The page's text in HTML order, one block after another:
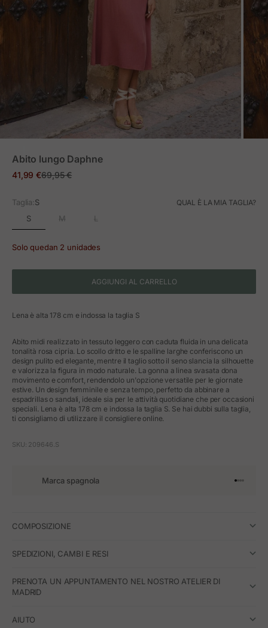
Abito lungo Daphne
Prezzo in offerta
41,99 €Prezzo normale
69,95 €
Taglia:S QUAL È LA MIA TAGLIA?
S M L
Solo quedan 2 unidades
AGGIUNGI AL CARRELLO
Lena è alta 178 cm e indossa la taglia S
Abito midi realizzato in tessuto leggero con caduta fluida in una delicata
tonalità rosa cipria. Lo scollo dritto e le spalline larghe conferiscono un
design pulito ed elegante, mentre il taglio sotto il seno slancia la silhouette
e valorizza la figura in modo naturale. La gonna a linea svasata dona
movimento e comfort, rendendolo un'opzione versatile per le giornate
estive. Un design femminile e senza tempo, perfetto da abbinare a
espadrillas o sandali, ideale sia per le attività quotidiane che per occasioni
speciali. Lena è alta 178 cm e indossa la taglia S. Se hai dubbi sulla taglia,
ti consigliamo di utilizzare il consigliere online.
SKU: 209646.S
Marca spagnola Vai
Vai
Vai
Vai
COMPOSIZIONE
SPEDIZIONI, CAMBI E RESI
PRENOTA UN APPUNTAMENTO NEL NOSTRO ATELIER DI
MADRID
AIUTO